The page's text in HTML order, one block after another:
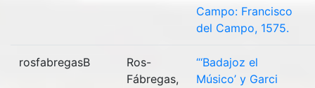
Campo: Francisco
del Campo, 1575.
rosfabregasB
Ros-
Fábregas,
“‘Badajoz el
Músico’ y Garci